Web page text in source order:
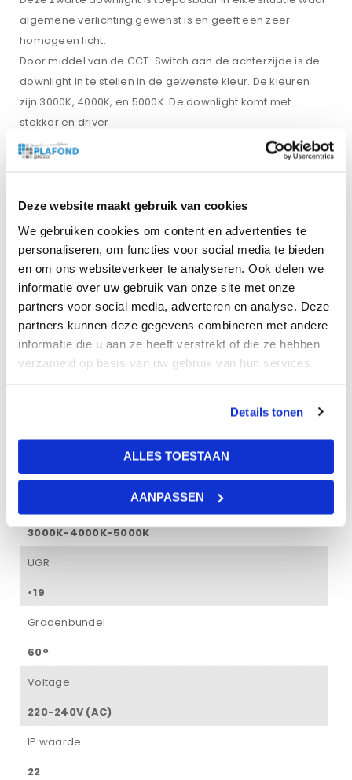
Deze website maakt gebruik van cookies
We gebruiken cookies om content en advertenties te
personaliseren, om functies voor social media te bieden
en om ons websiteverkeer te analyseren. Ook delen we
informatie over uw gebruik van onze site met onze
partners voor social media, adverteren en analyse. Deze
partners kunnen deze gegevens combineren met andere
informatie die u aan ze heeft verstrekt of die ze hebben
verzameld op basis van uw gebruik van hun services.
Details tonen
ALLES TOESTAAN
AANPASSEN
algemene verlichting gewenst is en geeft een zeer
homogeen licht.
Door middel van de CCT-Switch aan de achterzijde is de
downlight in te stellen in de gewenste kleur. De kleuren
zijn 3000K, 4000K, en 5000K. De downlight komt met
stekker en driver
Daarnaast zijn de moderne inbouwspots eenvoudig te
installeren met snelle aansluitingen.
Buitenmaat: Ø113 mm
Ø113 omtrek
68mm hoog
5 jaar garantie
Watt
9 Watt
Dimbaar
Ja, met optionele dimbare driver
3000K-4000K-5000K
UGR
<19
Gradenbundel
60°
Voltage
220-240V (AC)
IP waarde
22